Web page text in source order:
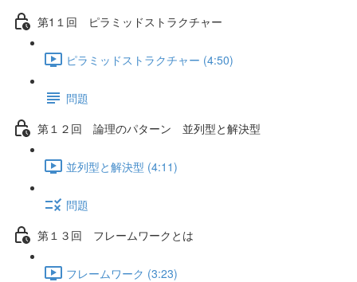
第1１回 ピラミッドストラクチャー
ピラミッドストラクチャー (4:50)
問題
第１２回 論理のパターン 並列型と解決型
並列型と解決型 (4:11)
問題
第１３回 フレームワークとは
フレームワーク (3:23)